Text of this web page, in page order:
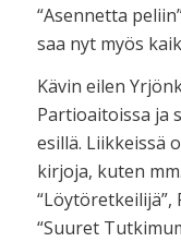
“Asennetta
saa nyt myös
Kävin eilen
Partioaitoissa ja
esillä. Liikkeissä
kirjoja, kuten
“Löytöretkeilijä”,
“Suuret